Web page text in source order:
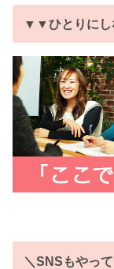
▼▼ひとりにし
＼SNSもやっ